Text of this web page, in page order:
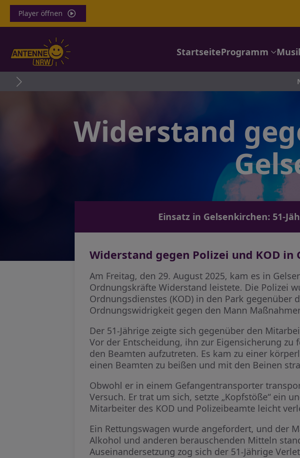
Player öffnen
StartseiteProgramm
Nobiko in
Widerstand
Einsatz in Gelsenkirchen: 51-
Widerstand gegen Polizei und KOD in
Am Freitag, den 29. August 2025, kam es in
Ordnungskräfte Widerstand leistete. Die Polizei
Ordnungsdienstes (KOD) in den Park
Ordnungswidrigkeit gegen den Mann
Der 51-Jährige zeigte sich gegenüber den
Vor der Entscheidung, ihn zur Eigensicherung
den Beamten aufzutreten. Es kam zu einer
einen Beamten zu beißen und mit den Beinen
Obwohl er in einem Gefangentransporter
Versuch. Er trat um sich, setzte „Kopfstöße“ ein
Mitarbeiter des KOD und Polizeibeamte leicht
Ein Rettungswagen wurde angefordert, und der
Alkohol und anderen berauschenden Mitteln
Auseinandersetzung zog sich der 51-Jährige